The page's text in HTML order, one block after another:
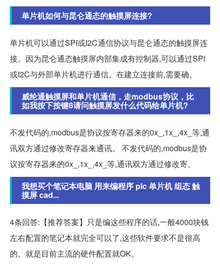
单片机如何与昆仑通态的触摸屏连接?
单片机可以通过SPI或I2C通信协议与昆仑通态的触摸屏连
接。因为昆仑通态触摸屏内部集成有控制器,可以通过SPI
或I2C与外部单片机进行通信。在建立连接前,需要确。
威纶通触摸屏和单片机通信，走modbus协议，比
如我按下按键8请问触摸屏发什么代码给单片机?
不发代码的,modbus是协议按寄存器来的0x_,1x_,4x_等,通
讯双方通过修改寄存器来通讯。 不发代码的,modbus是协
议按寄存器来的0x_,1x_,4x_等,通讯双方通过修改寄。
我想买个笔记本电脑 用来编程序 plc 单片机 组态 触
摸屏 cad...
4条回答:【推荐答案】只是编这些程序的话,一般4000块钱
左右配置的笔记本就完全可以了,这些软件要求不是很高
的。就是目前主流的硬件配置就OK。